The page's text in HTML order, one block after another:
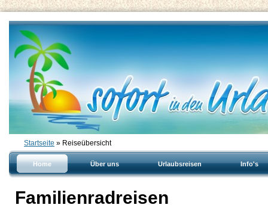
Startseite » Reiseübersicht
Home Über uns Urlaubsreisen Info's
Familienradreisen